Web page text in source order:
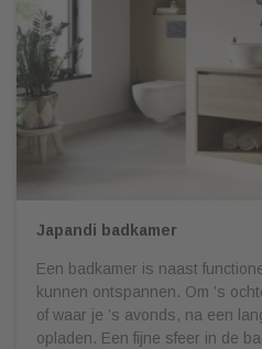
Japandi badkamer
Een badkamer is naast
kunnen ontspannen. Om ’s
of waar je ’s avonds, na een
opladen. Een fijne sfeer in de